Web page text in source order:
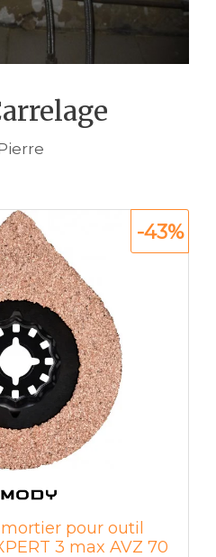
pour outil
3 max AVZ 70
-43%